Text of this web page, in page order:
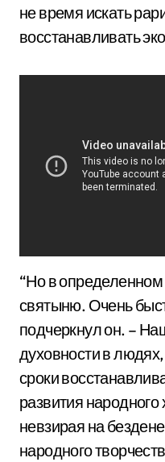
не время искать
восстанавливать
“Но в
святыню. Очень
подчеркнул он. –
духовности в
сроки
развития
невзирая на
народного